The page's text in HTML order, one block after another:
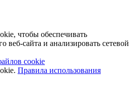
чтобы обеспечивать
веб-сайта и анализировать сетевой
cookie
Правила использования